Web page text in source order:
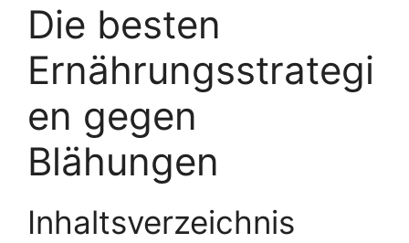
Die besten
Ernährungsstrategi
en gegen
Blähungen
Inhaltsverzeichnis